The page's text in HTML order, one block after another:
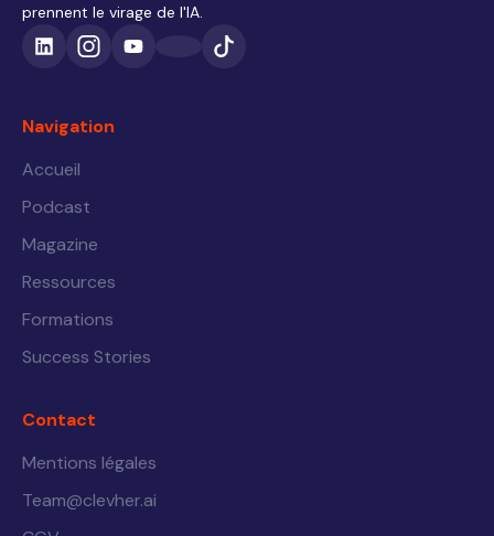
prennent le virage de l'IA.
Navigation
Accueil
Podcast
Magazine
Ressources
Formations
Success Stories
Contact
Mentions légales
Team@clevher.ai